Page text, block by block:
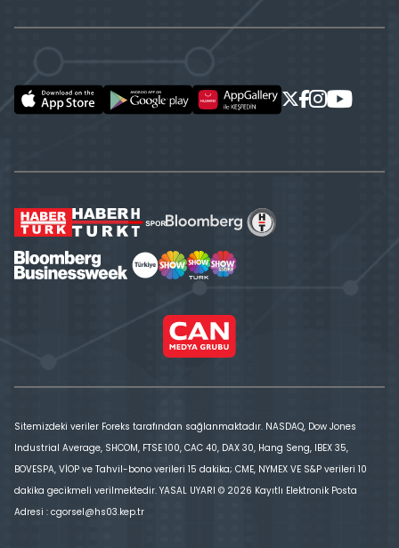
Sitemizdeki veriler Foreks tarafından sağlanmaktadır. NASDAQ, Dow Jones
Industrial Average, SHCOM, FTSE 100, CAC 40, DAX 30, Hang Seng, IBEX 35,
BOVESPA, VİOP ve Tahvil-bono verileri 15 dakika; CME, NYMEX VE S&P verileri 10
dakika gecikmeli verilmektedir. YASAL UYARI © 2026 Kayıtlı Elektronik Posta
Adresi : cgorsel@hs03.kep.tr